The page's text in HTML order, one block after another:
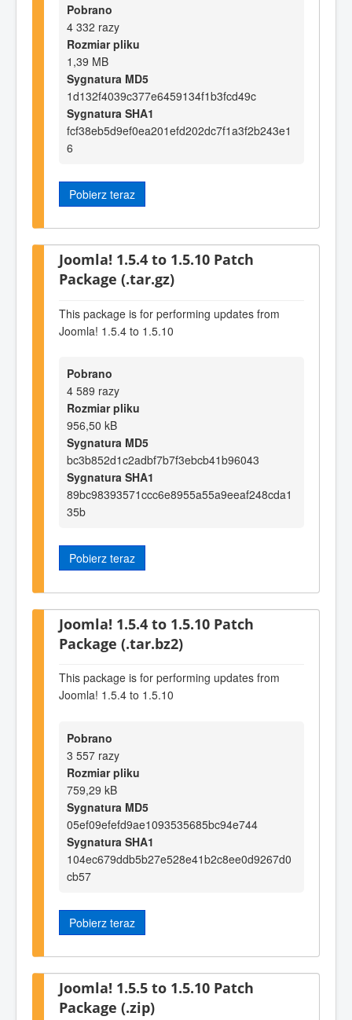
Pobrano
4 332 razy
Rozmiar pliku
1,39 MB
Sygnatura MD5
1d132f4039c377e6459134f1b3fcd49c
Sygnatura SHA1
fcf38eb5d9ef0ea201efd202dc7f1a3f2b243e1
6
Pobierz teraz
Joomla! 1.5.4 to 1.5.10 Patch
Package (.tar.gz)
This package is for performing updates from
Joomla! 1.5.4 to 1.5.10
Pobrano
4 589 razy
Rozmiar pliku
956,50 kB
Sygnatura MD5
bc3b852d1c2adbf7b7f3ebcb41b96043
Sygnatura SHA1
89bc98393571ccc6e8955a55a9eeaf248cda1
35b
Pobierz teraz
Joomla! 1.5.4 to 1.5.10 Patch
Package (.tar.bz2)
This package is for performing updates from
Joomla! 1.5.4 to 1.5.10
Pobrano
3 557 razy
Rozmiar pliku
759,29 kB
Sygnatura MD5
05ef09efefd9ae1093535685bc94e744
Sygnatura SHA1
104ec679ddb5b27e528e41b2c8ee0d9267d0
cb57
Pobierz teraz
Joomla! 1.5.5 to 1.5.10 Patch
Package (.zip)